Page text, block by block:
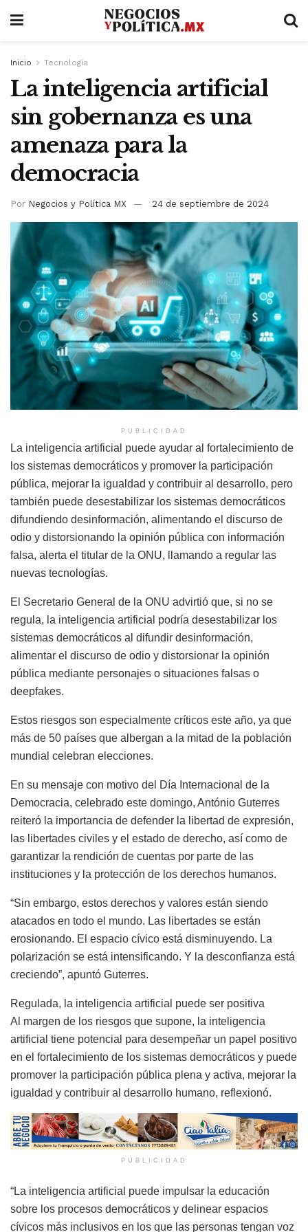
Inicio Tecnología
La inteligencia artificial
sin gobernanza es una
amenaza para la
democracia
Por Negocios y Política MX 24 de septiembre de 2024
PUBLICIDAD
La inteligencia artificial puede ayudar al fortalecimiento de
los sistemas democráticos y promover la participación
pública, mejorar la igualdad y contribuir al desarrollo, pero
también puede desestabilizar los sistemas democráticos
difundiendo desinformación, alimentando el discurso de
odio y distorsionando la opinión pública con información
falsa, alerta el titular de la ONU, llamando a regular las
nuevas tecnologías.
El Secretario General de la ONU advirtió que, si no se
regula, la inteligencia artificial podría desestabilizar los
sistemas democráticos al difundir desinformación,
alimentar el discurso de odio y distorsionar la opinión
pública mediante personajes o situaciones falsas o
deepfakes.
Estos riesgos son especialmente críticos este año, ya que
más de 50 países que albergan a la mitad de la población
mundial celebran elecciones.
En su mensaje con motivo del Día Internacional de la
Democracia, celebrado este domingo, António Guterres
reiteró la importancia de defender la libertad de expresión,
las libertades civiles y el estado de derecho, así como de
garantizar la rendición de cuentas por parte de las
instituciones y la protección de los derechos humanos.
“Sin embargo, estos derechos y valores están siendo
atacados en todo el mundo. Las libertades se están
erosionando. El espacio cívico está disminuyendo. La
polarización se está intensificando. Y la desconfianza está
creciendo”, apuntó Guterres.
Regulada, la inteligencia artificial puede ser positiva
Al margen de los riesgos que supone, la inteligencia
artificial tiene potencial para desempeñar un papel positivo
en el fortalecimiento de los sistemas democráticos y puede
promover la participación pública plena y activa, mejorar la
igualdad y contribuir al desarrollo humano, reflexionó.
PUBLICIDAD
“La inteligencia artificial puede impulsar la educación
sobre los procesos democráticos y delinear espacios
cívicos más inclusivos en los que las personas tengan voz